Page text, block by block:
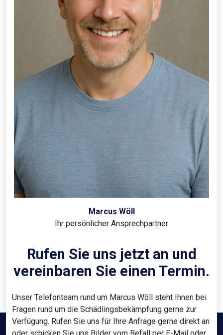
Marcus Wöll
Ihr persönlicher Ansprechpartner
Rufen Sie uns jetzt an und
vereinbaren Sie einen Termin.
Unser Telefonteam rund um Marcus Wöll steht Ihnen bei
Fragen rund um die Schädlingsbekämpfung gerne zur
Verfügung. Rufen Sie uns für Ihre Anfrage gerne direkt an